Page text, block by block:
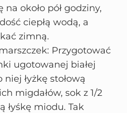
około pół godziny,
ciepłą wodą, a
zimną.
Przygotować
ugotowanej białej
łyżkę stołową
migdałów, sok z 1/2
łyśkę miodu. Tak